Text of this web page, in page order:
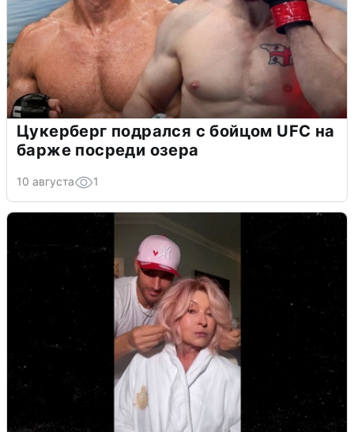
Цукерберг подрался с бойцом UFC на
барже посреди озера
10 августа 1